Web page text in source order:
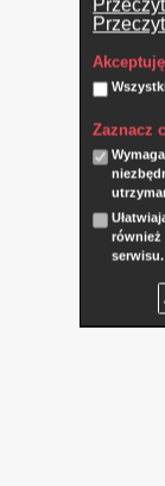
Zaznacz
również
serwisu.